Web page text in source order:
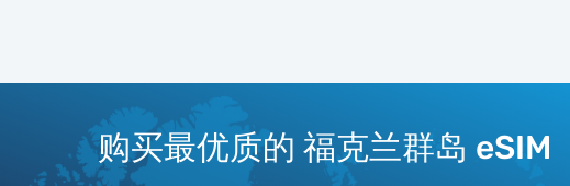
购买最优质的 福克兰群岛 eSIM